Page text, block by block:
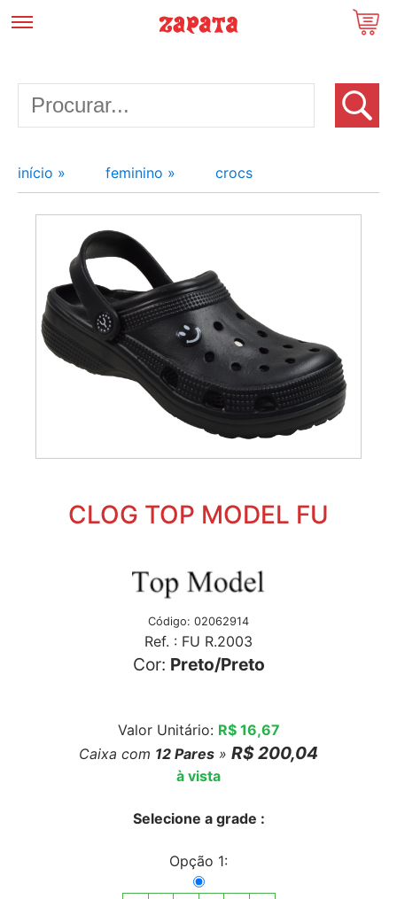
início » feminino » crocs
CLOG TOP MODEL FU
Código: 02062914
Ref. : FU R.2003
Cor: Preto/Preto
Valor Unitário: R$ 16,67
Caixa com 12 Pares » R$ 200,04
à vista
Selecione a grade :
Opção 1: